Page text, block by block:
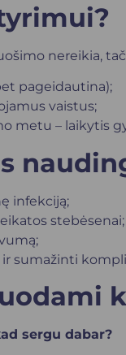
nereikia,
pageidautina);
vaistus;
metu – laikytis
infekciją;
stebėsenai;
sumažinti
sergu dabar?